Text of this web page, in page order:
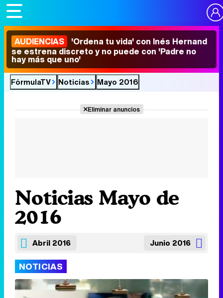
AUDIENCIAS 'Ordena tu vida' con Inés Hernand
se estrena discreto y no puede con 'Padre no
hay más que uno'
FórmulaTV Noticias Mayo 2016
Eliminar anuncios
Noticias Mayo de
2016
Abril 2016 Junio 2016
NOTICIAS